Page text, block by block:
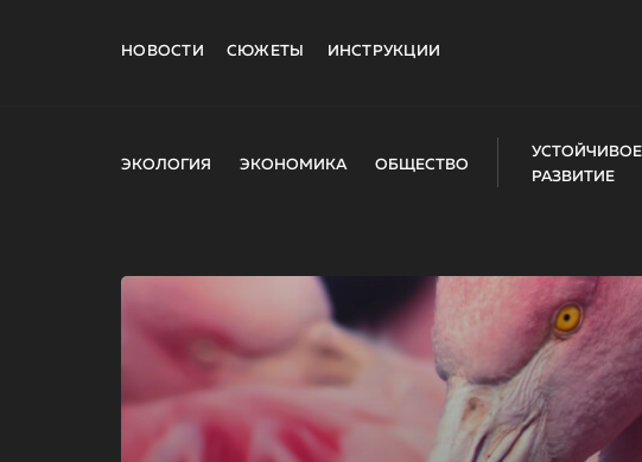
НОВОСТИ СЮЖЕТЫ ИНСТРУКЦИИ
ЭКОЛОГИЯ ЭКОНОМИКА ОБЩЕСТВО
УСТОЙЧИВОЕ
РАЗВИТИЕ